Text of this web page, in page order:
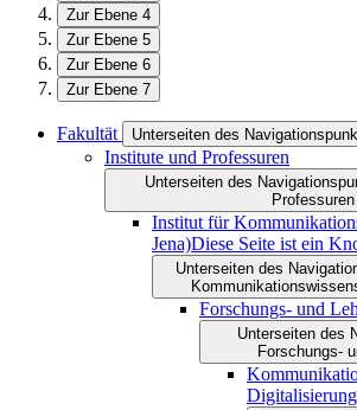
Zur Ebene 4
Zur Ebene 5
Zur Ebene 6
Zur Ebene 7
Fakultät Unterseiten des
Institute und Professuren
Unterseiten des
Professuren
Institut für
Jena)Diese Seite ist ein
Unterseiten des
Forschungs- und
Unterseiten des
Forschungs-